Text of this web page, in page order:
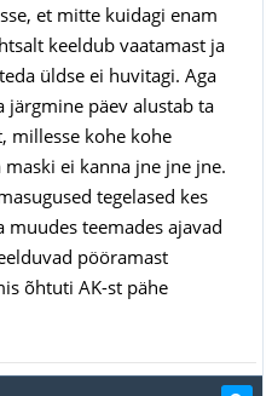
et mitte kuidagi enam
keeldub vaatamast ja
üldse ei huvitagi. Aga
päev alustab ta
millesse kohe kohe
ei kanna jne jne jne.
tegelased kes
teemades ajavad
pööramast
õhtuti AK-st pähe